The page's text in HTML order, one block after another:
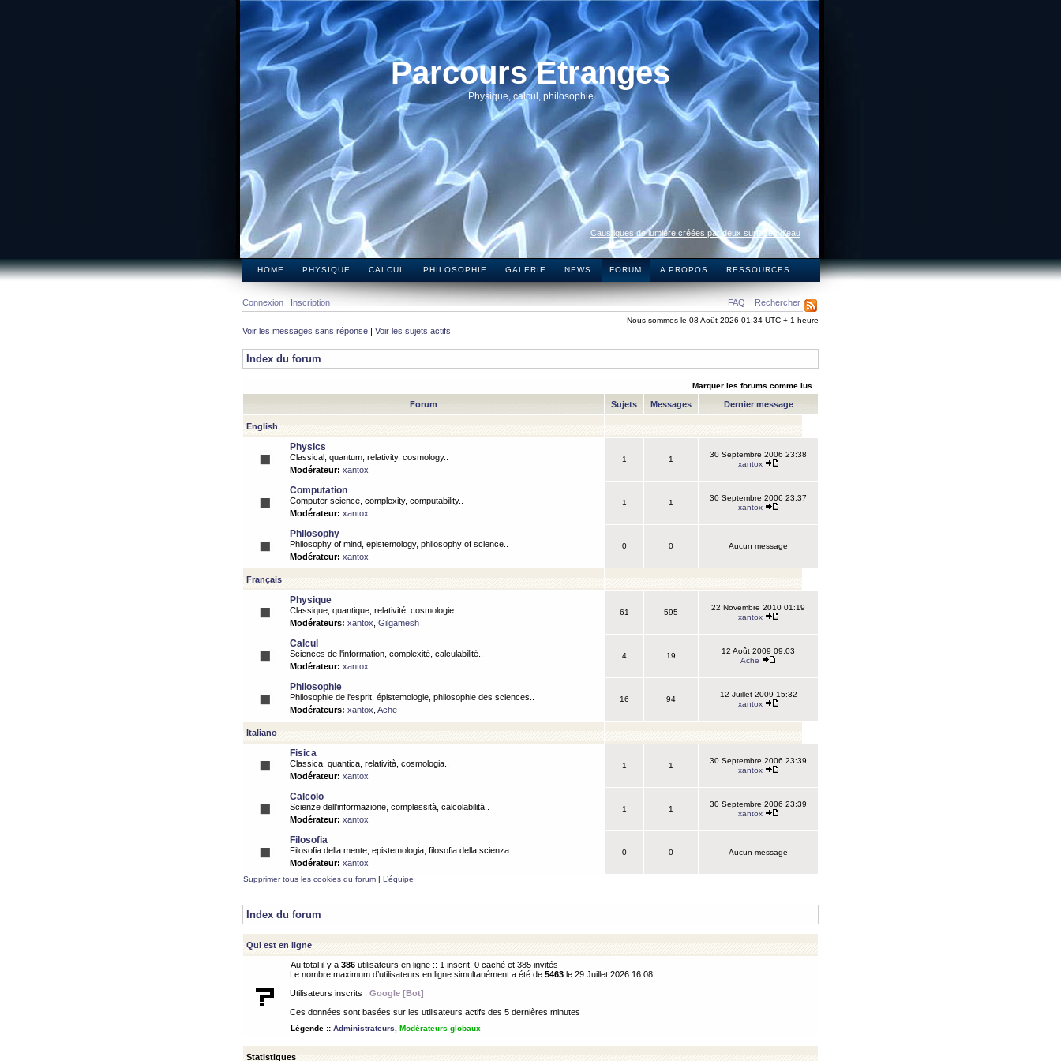
Parcours Etranges
Physique, calcul, philosophie
Caustiques de lumière créées par deux surfaces d’eau
HOME PHYSIQUE CALCUL PHILOSOPHIE GALERIE NEWS FORUM A PROPOS RESSOURCES
FAQ Rechercher
Connexion Inscription
Nous sommes le 08 Août 2026 01:34 UTC + 1 heure
Voir les messages sans réponse | Voir les sujets actifs
Index du forum
Marquer les forums comme lus
Forum Sujets Messages Dernier message
English
Physics
Classical, quantum, relativity, cosmology..
Modérateur: xantox
1 1
30 Septembre 2006 23:38
xantox
Computation
Computer science, complexity, computability..
Modérateur: xantox
1 1
30 Septembre 2006 23:37
xantox
Philosophy
Philosophy of mind, epistemology, philosophy of science..
Modérateur: xantox
0 0 Aucun message
Français
Physique
Classique, quantique, relativité, cosmologie..
Modérateurs: xantox Gilgamesh
61 595
22 Novembre 2010 01:19
xantox
Calcul
Sciences de l'information, complexité, calculabilité..
Modérateur: xantox
4 19
12 Août 2009 09:03
Ache
Philosophie
Philosophie de l'esprit, épistemologie, philosophie des sciences..
Modérateurs: xantox Ache
16 94
12 Juillet 2009 15:32
xantox
Italiano
Fisica
Classica, quantica, relatività, cosmologia..
Modérateur: xantox
1 1
30 Septembre 2006 23:39
xantox
Calcolo
Scienze dell'informazione, complessità, calcolabilità..
Modérateur: xantox
1 1
30 Septembre 2006 23:39
xantox
Filosofia
Filosofia della mente, epistemologia, filosofia della scienza..
Modérateur: xantox
0 0 Aucun message
Supprimer tous les cookies du forum | L’équipe
Index du forum
Qui est en ligne
Au total il y a 386 utilisateurs en ligne :: 1 inscrit, 0 caché et 385 invités
Le nombre maximum d’utilisateurs en ligne simultanément a été de 5463 le 29 Juillet 2026 16:08
Utilisateurs inscrits : Google [Bot]
Ces données sont basées sur les utilisateurs actifs des 5 dernières minutes
Légende :: Administrateurs Modérateurs globaux
Statistiques